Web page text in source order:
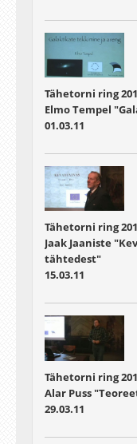
Tähetorni ring
Elmo Tempel
01.03.11
Tähetorni ring
Jaak Jaaniste
tähtedest"
15.03.11
Tähetorni ring
Alar Puss
29.03.11